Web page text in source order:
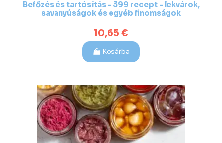
Befőzés és tartósítás - 399 recept - lekvárok,
savanyúságok és egyéb finomságok
10,65 €
Kosárba